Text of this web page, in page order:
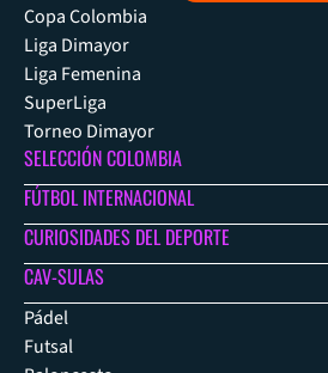
Copa Colombia
Liga Dimayor
Liga Femenina
SuperLiga
Torneo Dimayor
SELECCIÓN COLOMBIA
FÚTBOL INTERNACIONAL
CURIOSIDADES DEL DEPORTE
CAV-SULAS
Pádel
Futsal